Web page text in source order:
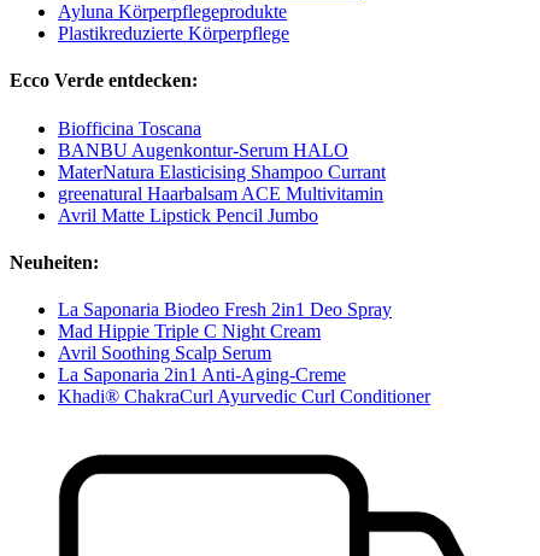
Ayluna Körperpflegeprodukte
Plastikreduzierte Körperpflege
Ecco Verde entdecken:
Biofficina Toscana
BANBU Augenkontur-Serum HALO
MaterNatura Elasticising Shampoo Currant
greenatural Haarbalsam ACE Multivitamin
Avril Matte Lipstick Pencil Jumbo
Neuheiten:
La Saponaria Biodeo Fresh 2in1 Deo Spray
Mad Hippie Triple C Night Cream
Avril Soothing Scalp Serum
La Saponaria 2in1 Anti-Aging-Creme
Khadi® ChakraCurl Ayurvedic Curl Conditioner